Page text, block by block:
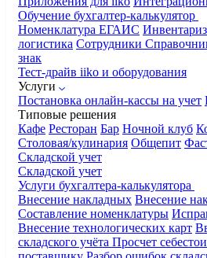
Обучение бухгалтер-калькулятор
Номенклатура ЕГАИС
логистика Сотрудники
знак
Тест-драйв iiko и оборудования
Услуги
Постановка онлайн-кассы на учет
Типовые решения
Кафе Ресторан Бар Ночной клуб
Столовая/кулинария Общепит
Складской учет
Складской учет
Услуги бухгалтера-калькулятора
Внесение накладных Внесение
Составление номенклатуры
Внесение технологических карт
складского учёта Просчет